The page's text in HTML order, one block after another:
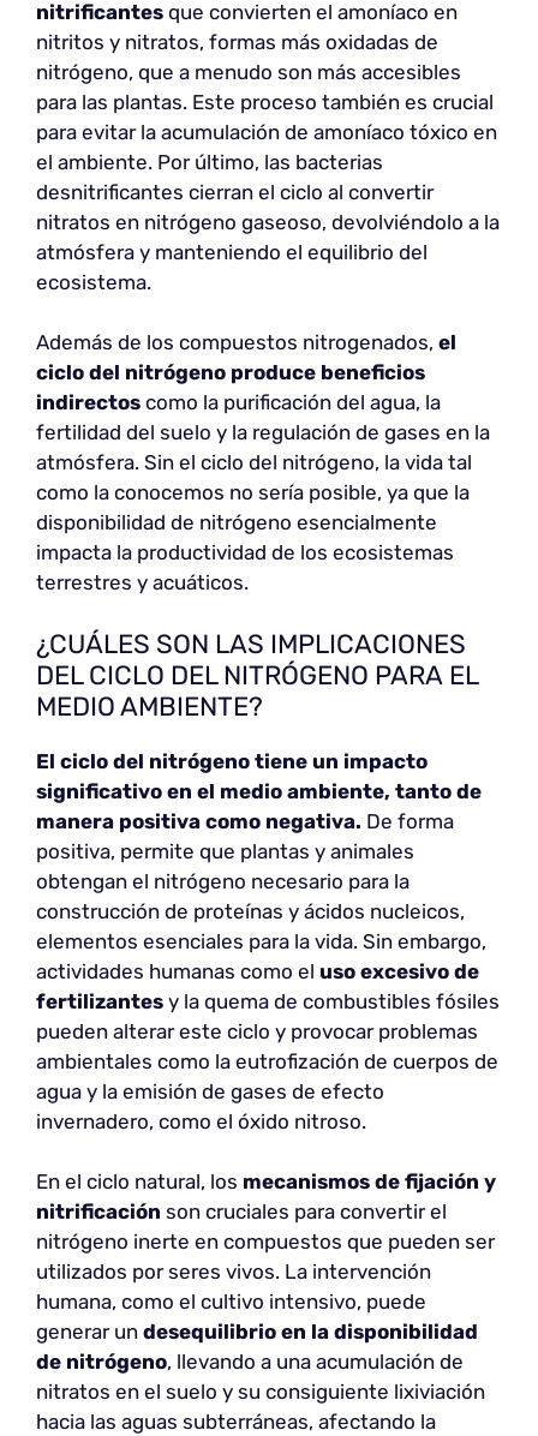
nitrificantes que convierten el amoníaco en
nitritos y nitratos, formas más oxidadas de
nitrógeno, que a menudo son más accesibles
para las plantas. Este proceso también es crucial
para evitar la acumulación de amoníaco tóxico en
el ambiente. Por último, las bacterias
desnitrificantes cierran el ciclo al convertir
nitratos en nitrógeno gaseoso, devolviéndolo a la
atmósfera y manteniendo el equilibrio del
ecosistema.
Además de los compuestos nitrogenados, el
ciclo del nitrógeno produce beneficios
indirectos como la purificación del agua, la
fertilidad del suelo y la regulación de gases en la
atmósfera. Sin el ciclo del nitrógeno, la vida tal
como la conocemos no sería posible, ya que la
disponibilidad de nitrógeno esencialmente
impacta la productividad de los ecosistemas
terrestres y acuáticos.
¿CUÁLES SON LAS IMPLICACIONES
DEL CICLO DEL NITRÓGENO PARA EL
MEDIO AMBIENTE?
El ciclo del nitrógeno tiene un impacto
significativo en el medio ambiente, tanto de
manera positiva como negativa. De forma
positiva, permite que plantas y animales
obtengan el nitrógeno necesario para la
construcción de proteínas y ácidos nucleicos,
elementos esenciales para la vida. Sin embargo,
actividades humanas como el uso excesivo de
fertilizantes y la quema de combustibles fósiles
pueden alterar este ciclo y provocar problemas
ambientales como la eutrofización de cuerpos de
agua y la emisión de gases de efecto
invernadero, como el óxido nitroso.
En el ciclo natural, los mecanismos de fijación y
nitrificación son cruciales para convertir el
nitrógeno inerte en compuestos que pueden ser
utilizados por seres vivos. La intervención
humana, como el cultivo intensivo, puede
generar un desequilibrio en la disponibilidad
de nitrógeno, llevando a una acumulación de
nitratos en el suelo y su consiguiente lixiviación
hacia las aguas subterráneas, afectando la